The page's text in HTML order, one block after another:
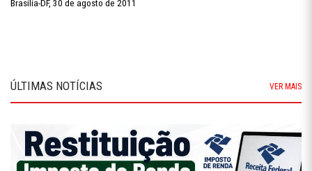
Brasília-DF, 30 de agosto de 2011
ÚLTIMAS NOTÍCIAS VER MAIS